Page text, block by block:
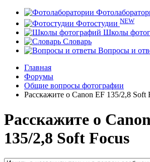
Фотостудии NEW
Школы
Словарь
Вопросы и
Главная
Форумы
Общие вопросы фотографии
Расскажите о Canon EF 135/2,8 Soft
Расскажите о
135/2,8 Soft Focus